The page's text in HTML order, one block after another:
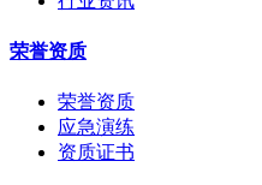
荣誉资质
荣誉资质
应急演练
资质证书